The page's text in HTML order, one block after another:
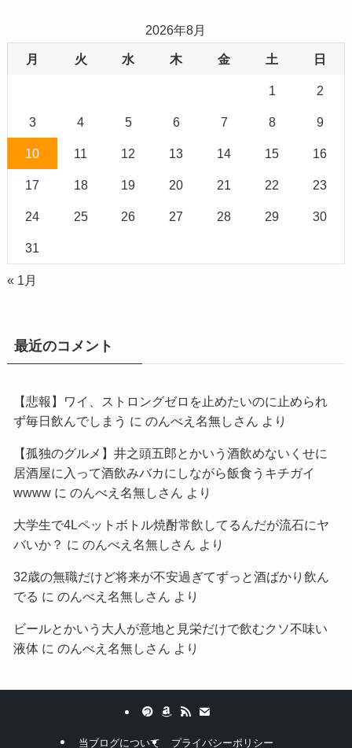
2026年8月
月 火 水 木 金 土 日
1 2
3 4 5 6 7 8 9
10 11 12 13 14 15 16
17 18 19 20 21 22 23
24 25 26 27 28 29 30
31
« 1月
最近のコメント
【悲報】ワイ、ストロングゼロを止めたいのに止められ
ず毎日飲んでしまう に のんべえ名無しさん より
【孤独のグルメ】井之頭五郎とかいう酒飲めないくせに
居酒屋に入って酒飲みバカにしながら飯食うキチガイ
wwwwに のんべえ名無しさん より
大学生で4Lペットボトル焼酎常飲してるんだが流石にヤ
バいか？ に のんべえ名無しさん より
32歳の無職だけど将来が不安過ぎてずっと酒ばかり飲ん
でる に のんべえ名無しさん より
ビールとかいう大人が意地と見栄だけで飲むクソ不味い
液体に のんべえ名無しさん より
当ブログについて プライバシーポリシー